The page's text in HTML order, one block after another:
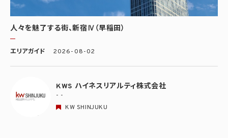
人々を魅了する街、新宿Ⅳ（早稲田）
エリアガイド 2026-08-02
KWS ハイネスリアルティ株式会社
- -
KW SHINJUKU